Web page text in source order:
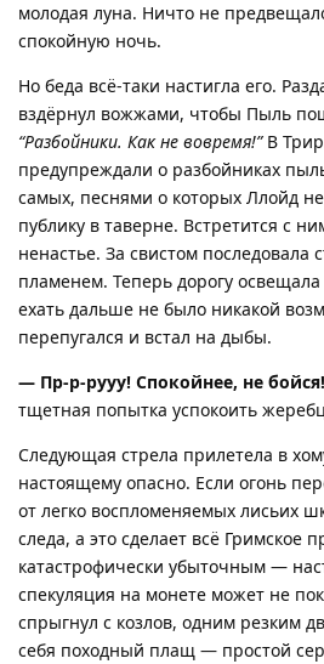
молодая луна. Ничто не
спокойную ночь.
Но беда всё-таки настигла его.
вздёрнул вожжами, чтобы Пыль
“Разбойники. Как не вовремя!”В
предупреждали о разбойниках
самых, песнями о которых Ллойд
публику в таверне. Встретится с
ненастье. За свистом последовала
пламенем. Теперь дорогу
ехать дальше не было никакой
перепугался и встал на дыбы.
— Пр-р-рууу! Спокойнее, не
тщетная попытка успокоить
Следующая стрела прилетела в
настоящему опасно. Если огонь
от легко воспломеняемых лисьих
следа, а это сделает всё Гримское
катастрофически убыточным —
спекуляция на монете может не
спрыгнул с козлов, одним резким
себя походный плащ — простой